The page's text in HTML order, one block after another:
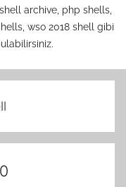
archive, php shells,
wso 2018 shell gibi